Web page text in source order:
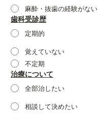
麻酔・抜歯の経験がない
歯科受診歴
定期的
覚えていない
不定期
治療について
全部治したい
相談して決めたい